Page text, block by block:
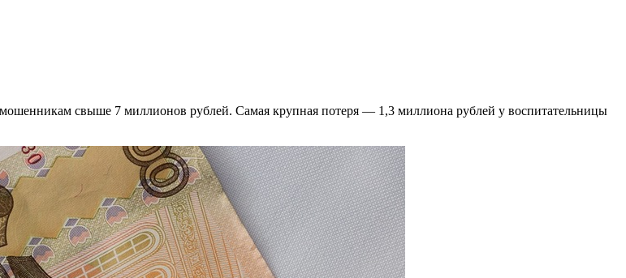
свыше 7 миллионов рублей. Самая крупная потеря — 1,3 миллиона рублей у воспитательницы